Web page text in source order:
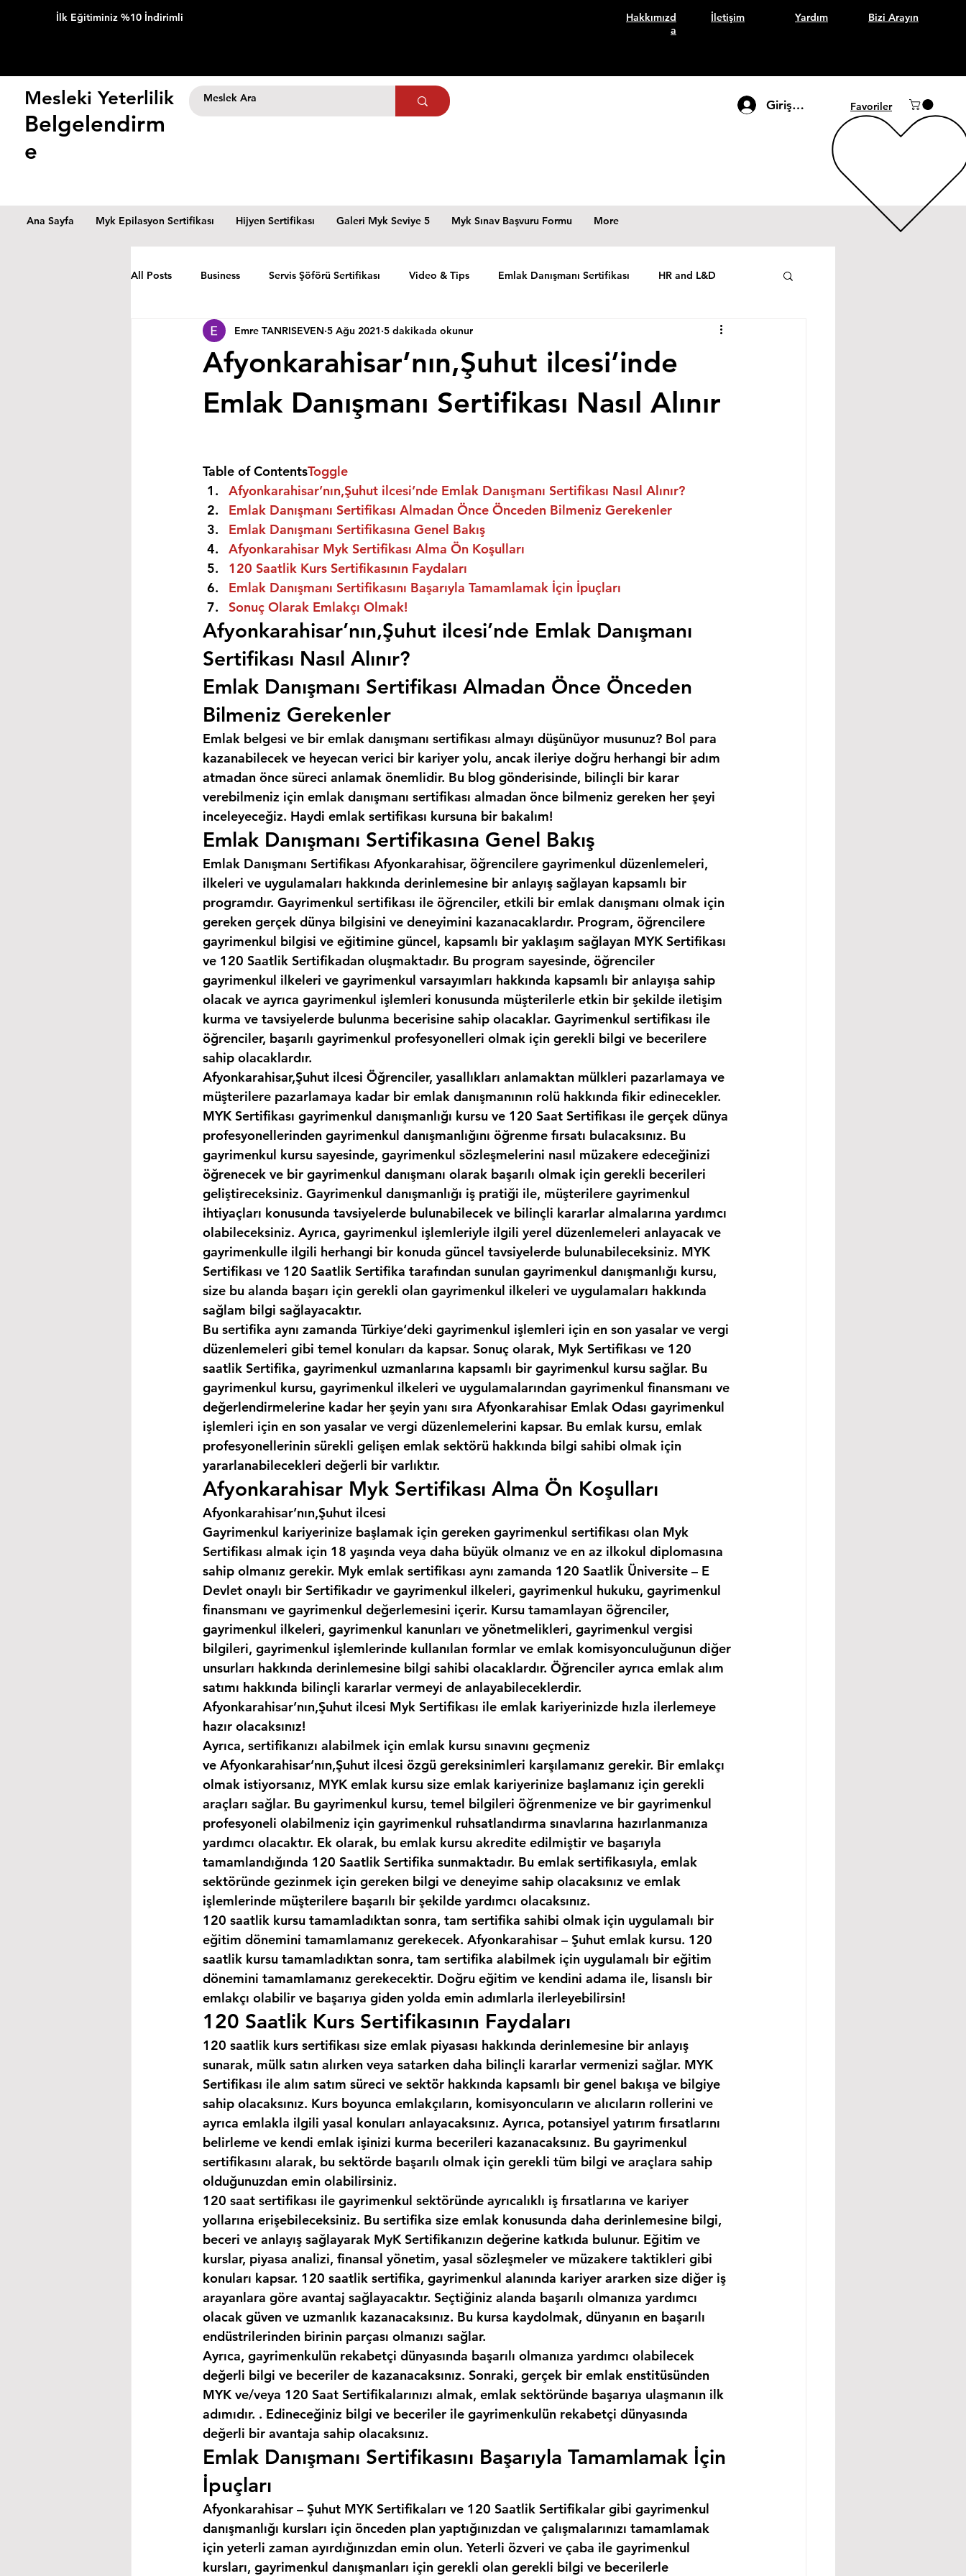
İlk Eğitiminiz %10 İndirimli
Hakkımızd
a
İletişim Yardım Bizi Arayın
Mesleki Yeterlilik
Belgelendirm
e
Giriş Yap Favoriler
Ana Sayfa Myk Epilasyon Sertifikası Hijyen Sertifikası Galeri Myk Seviye 5 Myk Sınav Başvuru Formu More
All Posts Business Servis Şöförü Sertifikası Video & Tips Emlak Danışmanı Sertifikası HR and L&D
Afyonkarahisar’nın,Şuhut ilcesi’inde
Emlak Danışmanı Sertifikası Nasıl Alınır
Emre TANRISEVEN 5 Ağu 2021 5 dakikada okunur
Table of ContentsToggle
Afyonkarahisar’nın,Şuhut ilcesi’nde Emlak Danışmanı Sertifikası Nasıl Alınır?
Emlak Danışmanı Sertifikası Almadan Önce Önceden Bilmeniz Gerekenler
Emlak Danışmanı Sertifikasına Genel Bakış
Afyonkarahisar Myk Sertifikası Alma Ön Koşulları
120 Saatlik Kurs Sertifikasının Faydaları
Emlak Danışmanı Sertifikasını Başarıyla Tamamlamak İçin İpuçları
Sonuç Olarak Emlakçı Olmak!
Afyonkarahisar’nın,Şuhut ilcesi’nde Emlak Danışmanı
Sertifikası Nasıl Alınır?
Emlak Danışmanı Sertifikası Almadan Önce Önceden
Bilmeniz Gerekenler
Emlak belgesi ve bir emlak danışmanı sertifikası almayı düşünüyor musunuz? Bol para
kazanabilecek ve heyecan verici bir kariyer yolu, ancak ileriye doğru herhangi bir adım
atmadan önce süreci anlamak önemlidir. Bu blog gönderisinde, bilinçli bir karar
verebilmeniz için emlak danışmanı sertifikası almadan önce bilmeniz gereken her şeyi
inceleyeceğiz. Haydi emlak sertifikası kursuna bir bakalım!
Emlak Danışmanı Sertifikasına Genel Bakış
Emlak Danışmanı Sertifikası Afyonkarahisar, öğrencilere gayrimenkul düzenlemeleri,
ilkeleri ve uygulamaları hakkında derinlemesine bir anlayış sağlayan kapsamlı bir
programdır. Gayrimenkul sertifikası ile öğrenciler, etkili bir emlak danışmanı olmak için
gereken gerçek dünya bilgisini ve deneyimini kazanacaklardır. Program, öğrencilere
gayrimenkul bilgisi ve eğitimine güncel, kapsamlı bir yaklaşım sağlayan MYK Sertifikası
ve 120 Saatlik Sertifikadan oluşmaktadır. Bu program sayesinde, öğrenciler
gayrimenkul ilkeleri ve gayrimenkul varsayımları hakkında kapsamlı bir anlayışa sahip
olacak ve ayrıca gayrimenkul işlemleri konusunda müşterilerle etkin bir şekilde iletişim
kurma ve tavsiyelerde bulunma becerisine sahip olacaklar. Gayrimenkul sertifikası ile
öğrenciler, başarılı gayrimenkul profesyonelleri olmak için gerekli bilgi ve becerilere
sahip olacaklardır.
Afyonkarahisar,Şuhut ilcesi Öğrenciler, yasallıkları anlamaktan mülkleri pazarlamaya ve
müşterilere pazarlamaya kadar bir emlak danışmanının rolü hakkında fikir edinecekler.
MYK Sertifikası gayrimenkul danışmanlığı kursu ve 120 Saat Sertifikası ile gerçek dünya
profesyonellerinden gayrimenkul danışmanlığını öğrenme fırsatı bulacaksınız. Bu
gayrimenkul kursu sayesinde, gayrimenkul sözleşmelerini nasıl müzakere edeceğinizi
öğrenecek ve bir gayrimenkul danışmanı olarak başarılı olmak için gerekli becerileri
geliştireceksiniz. Gayrimenkul danışmanlığı iş pratiği ile, müşterilere gayrimenkul
ihtiyaçları konusunda tavsiyelerde bulunabilecek ve bilinçli kararlar almalarına yardımcı
olabileceksiniz. Ayrıca, gayrimenkul işlemleriyle ilgili yerel düzenlemeleri anlayacak ve
gayrimenkulle ilgili herhangi bir konuda güncel tavsiyelerde bulunabileceksiniz. MYK
Sertifikası ve 120 Saatlik Sertifika tarafından sunulan gayrimenkul danışmanlığı kursu,
size bu alanda başarı için gerekli olan gayrimenkul ilkeleri ve uygulamaları hakkında
sağlam bilgi sağlayacaktır.
Bu sertifika aynı zamanda Türkiye‘deki gayrimenkul işlemleri için en son yasalar ve vergi
düzenlemeleri gibi temel konuları da kapsar. Sonuç olarak, Myk Sertifikası ve 120
saatlik Sertifika, gayrimenkul uzmanlarına kapsamlı bir gayrimenkul kursu sağlar. Bu
gayrimenkul kursu, gayrimenkul ilkeleri ve uygulamalarından gayrimenkul finansmanı ve
değerlendirmelerine kadar her şeyin yanı sıra Afyonkarahisar Emlak Odası gayrimenkul
işlemleri için en son yasalar ve vergi düzenlemelerini kapsar. Bu emlak kursu, emlak
profesyonellerinin sürekli gelişen emlak sektörü hakkında bilgi sahibi olmak için
yararlanabilecekleri değerli bir varlıktır.
Afyonkarahisar Myk Sertifikası Alma Ön Koşulları
Afyonkarahisar’nın,Şuhut ilcesi
Gayrimenkul kariyerinize başlamak için gereken gayrimenkul sertifikası olan Myk
Sertifikası almak için 18 yaşında veya daha büyük olmanız ve en az ilkokul diplomasına
sahip olmanız gerekir. Myk emlak sertifikası aynı zamanda 120 Saatlik Üniversite – E
Devlet onaylı bir Sertifikadır ve gayrimenkul ilkeleri, gayrimenkul hukuku, gayrimenkul
finansmanı ve gayrimenkul değerlemesini içerir. Kursu tamamlayan öğrenciler,
gayrimenkul ilkeleri, gayrimenkul kanunları ve yönetmelikleri, gayrimenkul vergisi
bilgileri, gayrimenkul işlemlerinde kullanılan formlar ve emlak komisyonculuğunun diğer
unsurları hakkında derinlemesine bilgi sahibi olacaklardır. Öğrenciler ayrıca emlak alım
satımı hakkında bilinçli kararlar vermeyi de anlayabileceklerdir.
Afyonkarahisar’nın,Şuhut ilcesi Myk Sertifikası ile emlak kariyerinizde hızla ilerlemeye
hazır olacaksınız!
Ayrıca, sertifikanızı alabilmek için emlak kursu sınavını geçmeniz
ve Afyonkarahisar’nın,Şuhut ilcesi özgü gereksinimleri karşılamanız gerekir. Bir emlakçı
olmak istiyorsanız, MYK emlak kursu size emlak kariyerinize başlamanız için gerekli
araçları sağlar. Bu gayrimenkul kursu, temel bilgileri öğrenmenize ve bir gayrimenkul
profesyoneli olabilmeniz için gayrimenkul ruhsatlandırma sınavlarına hazırlanmanıza
yardımcı olacaktır. Ek olarak, bu emlak kursu akredite edilmiştir ve başarıyla
tamamlandığında 120 Saatlik Sertifika sunmaktadır. Bu emlak sertifikasıyla, emlak
sektöründe gezinmek için gereken bilgi ve deneyime sahip olacaksınız ve emlak
işlemlerinde müşterilere başarılı bir şekilde yardımcı olacaksınız.
120 saatlik kursu tamamladıktan sonra, tam sertifika sahibi olmak için uygulamalı bir
eğitim dönemini tamamlamanız gerekecek. Afyonkarahisar – Şuhut emlak kursu. 120
saatlik kursu tamamladıktan sonra, tam sertifika alabilmek için uygulamalı bir eğitim
dönemini tamamlamanız gerekecektir. Doğru eğitim ve kendini adama ile, lisanslı bir
emlakçı olabilir ve başarıya giden yolda emin adımlarla ilerleyebilirsin!
120 Saatlik Kurs Sertifikasının Faydaları
120 saatlik kurs sertifikası size emlak piyasası hakkında derinlemesine bir anlayış
sunarak, mülk satın alırken veya satarken daha bilinçli kararlar vermenizi sağlar. MYK
Sertifikası ile alım satım süreci ve sektör hakkında kapsamlı bir genel bakışa ve bilgiye
sahip olacaksınız. Kurs boyunca emlakçıların, komisyoncuların ve alıcıların rollerini ve
ayrıca emlakla ilgili yasal konuları anlayacaksınız. Ayrıca, potansiyel yatırım fırsatlarını
belirleme ve kendi emlak işinizi kurma becerileri kazanacaksınız. Bu gayrimenkul
sertifikasını alarak, bu sektörde başarılı olmak için gerekli tüm bilgi ve araçlara sahip
olduğunuzdan emin olabilirsiniz.
120 saat sertifikası ile gayrimenkul sektöründe ayrıcalıklı iş fırsatlarına ve kariyer
yollarına erişebileceksiniz. Bu sertifika size emlak konusunda daha derinlemesine bilgi,
beceri ve anlayış sağlayarak MyK Sertifikanızın değerine katkıda bulunur. Eğitim ve
kurslar, piyasa analizi, finansal yönetim, yasal sözleşmeler ve müzakere taktikleri gibi
konuları kapsar. 120 saatlik sertifika, gayrimenkul alanında kariyer ararken size diğer iş
arayanlara göre avantaj sağlayacaktır. Seçtiğiniz alanda başarılı olmanıza yardımcı
olacak güven ve uzmanlık kazanacaksınız. Bu kursa kaydolmak, dünyanın en başarılı
endüstrilerinden birinin parçası olmanızı sağlar.
Ayrıca, gayrimenkulün rekabetçi dünyasında başarılı olmanıza yardımcı olabilecek
değerli bilgi ve beceriler de kazanacaksınız. Sonraki, gerçek bir emlak enstitüsünden
MYK ve/veya 120 Saat Sertifikalarınızı almak, emlak sektöründe başarıya ulaşmanın ilk
adımıdır. . Edineceğiniz bilgi ve beceriler ile gayrimenkulün rekabetçi dünyasında
değerli bir avantaja sahip olacaksınız.
Emlak Danışmanı Sertifikasını Başarıyla Tamamlamak İçin
İpuçları
Afyonkarahisar – Şuhut MYK Sertifikaları ve 120 Saatlik Sertifikalar gibi gayrimenkul
danışmanlığı kursları için önceden plan yaptığınızdan ve çalışmalarınızı tamamlamak
için yeterli zaman ayırdığınızdan emin olun. Yeterli özveri ve çaba ile gayrimenkul
kursları, gayrimenkul danışmanları için gerekli olan gerekli bilgi ve becerilerle